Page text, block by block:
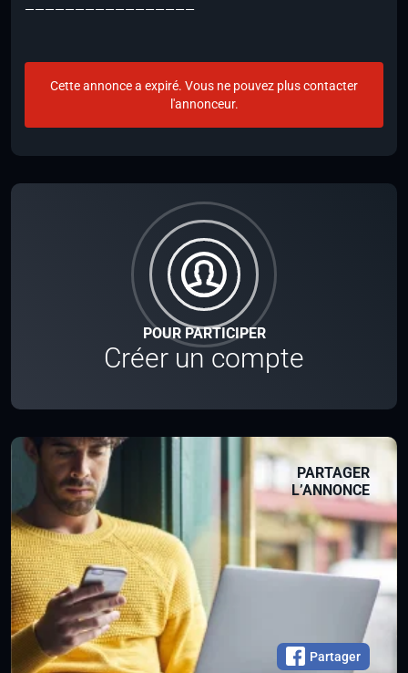
POUR PARTICIPER
Créer un compte
PARTAGER
L’ANNONCE
Partager
—————————————————
Cette annonce a expiré. Vous ne pouvez plus contacter
l'annonceur.